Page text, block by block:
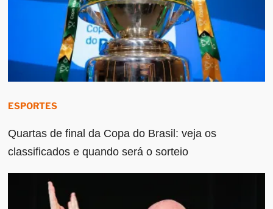
ESPORTES
Quartas de final da Copa do Brasil: veja os
classificados e quando será o sorteio